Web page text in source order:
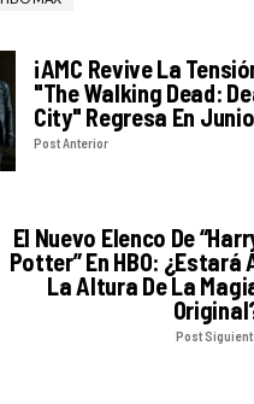
¡AMC Revive La
"The Walking Dead:
City" Regresa En Junio
Post Anterior
El Nuevo Elenco De
Potter” En HBO: ¿Estará
La Altura De La
Post